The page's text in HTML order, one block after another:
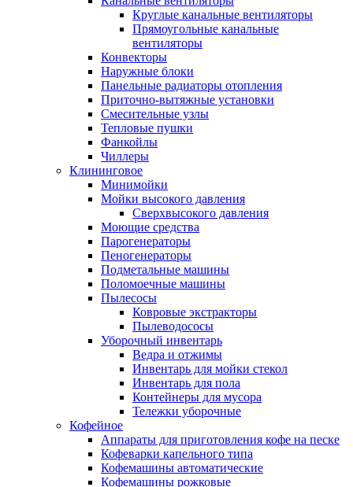
Круглые канальные вентиляторы
Прямоугольные канальные
вентиляторы
Конвекторы
Наружные блоки
Панельные радиаторы отопления
Приточно-вытяжные установки
Смесительные узлы
Тепловые пушки
Фанкойлы
Чиллеры
Клининговое
Минимойки
Мойки высокого давления
Сверхвысокого давления
Моющие средства
Парогенераторы
Пеногенераторы
Подметальные машины
Поломоечные машины
Пылесосы
Ковровые экстракторы
Пылеводососы
Уборочный инвентарь
Ведра и отжимы
Инвентарь для мойки стекол
Инвентарь для пола
Контейнеры для мусора
Тележки уборочные
Кофейное
Аппараты для приготовления кофе на песке
Кофеварки капельного типа
Кофемашины автоматические
Кофемашины рожковые